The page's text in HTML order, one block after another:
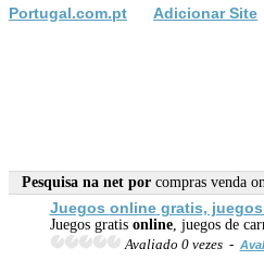
Portugal.com.pt Adicionar Site
Pesquisa na net por compras venda
Juegos onlinegratis, juegos
Juegos gratis online, juegos de
Avaliado 0 vezes -